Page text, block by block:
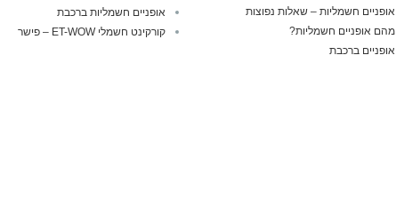
אופניים חשמליות – שאלות נפוצות
מהם אופניים חשמליות?
אופניים ברכבת
אופניים חשמליות ברכבת
קורקינט חשמלי ET-WOW – פישר